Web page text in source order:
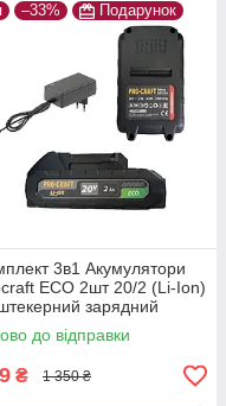
–33% Подарунок
3в1 Акумулятори
ECO 2шт 20/2 (Li-Ion)
зарядний
20В/1А
до відправки
₴ 1 350 ₴